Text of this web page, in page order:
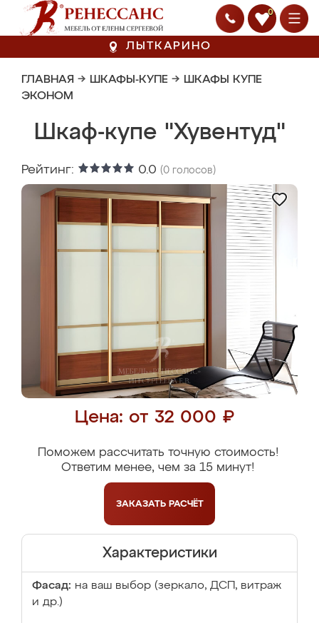
0
ЛЫТКАРИНО
ГЛАВНАЯ → ШКАФЫ-КУПЕ → ШКАФЫ КУПЕ
ЭКОНОМ
Шкаф-купе "Хувентуд"
Рейтинг: 0.0 (0 голосов)
Цена: от 32 000 ₽
Поможем рассчитать точную стоимость!
Ответим менее, чем за 15 минут!
ЗАКАЗАТЬ РАСЧЁТ
Характеристики
Фасад: на ваш выбор (зеркало, ДСП, витраж
и др.)